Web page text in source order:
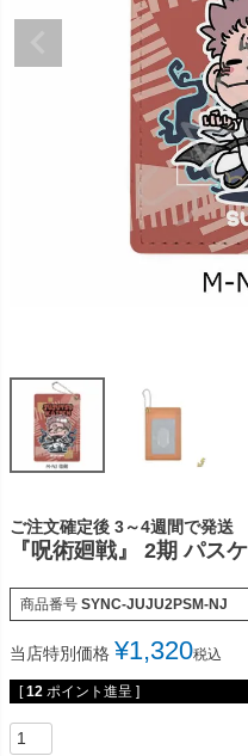
ご注文確定後 3～4週間で発送
『呪術廻戦』 2期 パス
商品番号 SYNC-JUJU2PSM-NJ
当店特別価格 ¥1,320税込
[ 12 ポイント進呈 ]